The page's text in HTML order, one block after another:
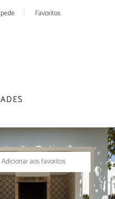
Favoritos
Adicionar aos favoritos